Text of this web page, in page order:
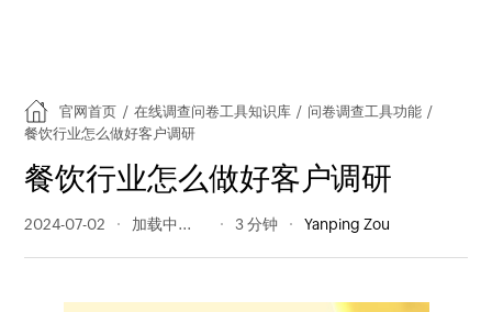
官网首页 / 在线调查问卷工具知识库 / 问卷调查工具功能 /
餐饮行业怎么做好客户调研
餐饮行业怎么做好客户调研
2024-07-02 408 阅读量 3 分钟 Yanping Zou